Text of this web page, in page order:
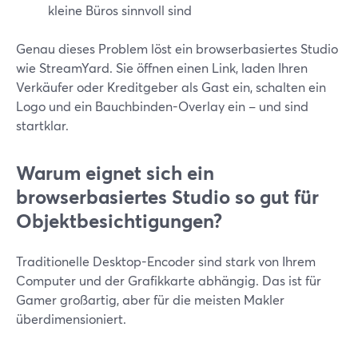
kleine Büros sinnvoll sind
Genau dieses Problem löst ein browserbasiertes Studio
wie StreamYard. Sie öffnen einen Link, laden Ihren
Verkäufer oder Kreditgeber als Gast ein, schalten ein
Logo und ein Bauchbinden-Overlay ein – und sind
startklar.
Warum eignet sich ein
browserbasiertes Studio so gut für
Objektbesichtigungen?
Traditionelle Desktop-Encoder sind stark von Ihrem
Computer und der Grafikkarte abhängig. Das ist für
Gamer großartig, aber für die meisten Makler
überdimensioniert.